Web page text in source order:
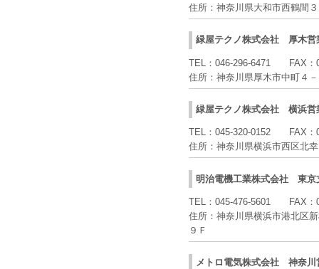
住所： 神奈川県大和市西鶴間
緑屋テクノ株式会社 厚木営
TEL： 046-296-6471 FAX：
住所： 神奈川県厚木市中町４
緑屋テクノ株式会社 横浜営
TEL： 045-320-0152 FAX：
住所： 神奈川県横浜市西区北
明治電機工業株式会社 東京
TEL： 045-476-5601 FAX：
住所： 神奈川県横浜市港北区
９Ｆ
メトロ電気株式会社 神奈川